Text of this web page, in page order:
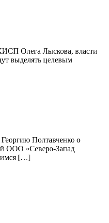
Олега Лыскова, власти
выделять целевым
Георгию Полтавченко о
ООО «Северо-Запад
[…]